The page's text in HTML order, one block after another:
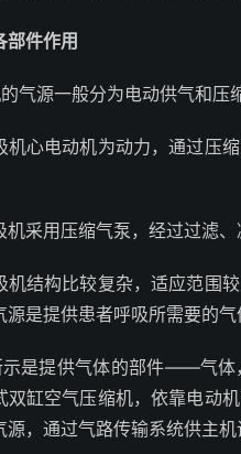
部件作用
气源一般分为电动供气和压
机心电动机为动力，通过压
机采用压缩气泵，经过过滤
机结构比较复杂，适应范围
源是提供患者呼吸所需要的气
是提供气体的部件——气体
双缸空气压缩机，依靠电动
源，通过气路传输系统供主